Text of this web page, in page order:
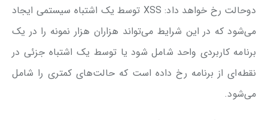
دوحالت رخ خواهد داد: XSS توسط یک اشتباه سیستمی ایجاد
می‌شود که در این شرایط می‌تواند هزاران هزار نمونه را در یک
برنامه کاربردی واحد شامل شود یا توسط یک اشتباه جزئی در
نقطه‌ای از برنامه رخ داده است که حالت‌های کمتری را شامل
می‌شود.